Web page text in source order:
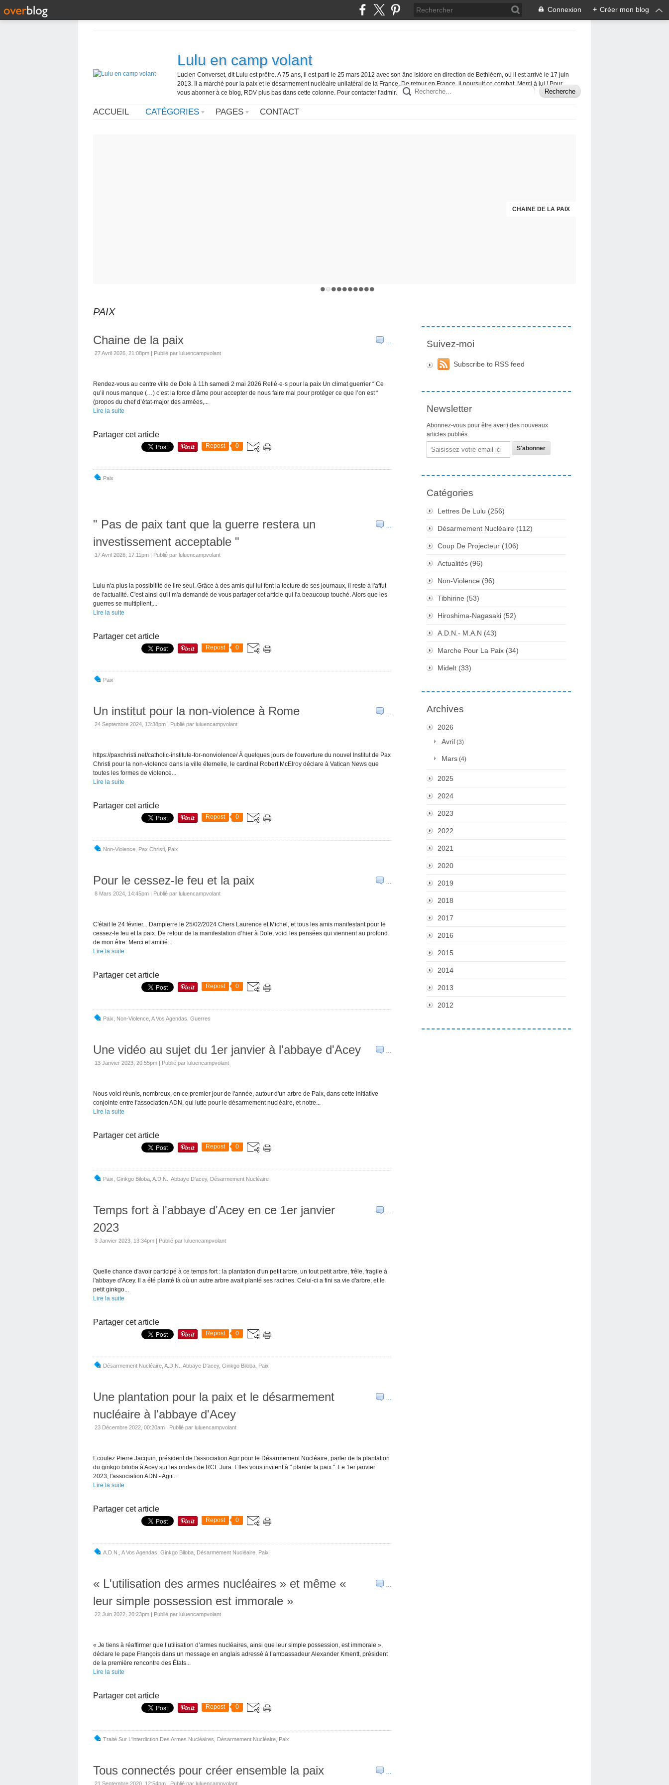
Connexion + Créer mon blog
Lulu en camp volant
Lucien Converset, dit Lulu est prêtre. A 75 ans, il est parti le 25 mars 2012 avec son âne Isidore en direction de Bethléem, où il est arrivé le 17 juin
2013. Il a marché pour la paix et le désarmement nucléaire unilatéral de la France. De retour en France, il poursuit ce combat. Merci à lui ! Pour
vous abonner à ce blog, RDV plus bas dans cette colonne. Pour contacter l'administrateur du blog, cliquez sur contact ci-dessous.
ACCUEIL CATÉGORIES PAGES CONTACT
CHAINE DE LA PAIX
PAIX
…
Chaine de la paix
27 Avril 2026, 21:08pm | Publié par luluencampvolant
Rendez-vous au centre ville de Dole à 11h samedi 2 mai 2026 Relié·e·s pour la paix Un climat guerrier “ Ce
qu’il nous manque (…) c’est la force d’âme pour accepter de nous faire mal pour protéger ce que l’on est “
(propos du chef d’état-major des armées,...
Lire la suite
Partager cet article
Repost 0
Paix
…
" Pas de paix tant que la guerre restera un
investissement acceptable "
17 Avril 2026, 17:11pm | Publié par luluencampvolant
Lulu n'a plus la possibilité de lire seul. Grâce à des amis qui lui font la lecture de ses journaux, il reste à l'affut
de l'actualité. C'est ainsi qu'il m'a demandé de vous partager cet article qui l'a beaucoup touché. Alors que les
guerres se multiplient,...
Lire la suite
Partager cet article
Repost 0
Paix
…
Un institut pour la non-violence à Rome
24 Septembre 2024, 13:38pm | Publié par luluencampvolant
https://paxchristi.net/catholic-institute-for-nonviolence/ À quelques jours de l'ouverture du nouvel Institut de Pax
Christi pour la non-violence dans la ville éternelle, le cardinal Robert McElroy déclare à Vatican News que
toutes les formes de violence...
Lire la suite
Partager cet article
Repost 0
Non-Violence Pax Christi Paix
…
Pour le cessez-le feu et la paix
8 Mars 2024, 14:45pm | Publié par luluencampvolant
C'était le 24 février... Dampierre le 25/02/2024 Chers Laurence et Michel, et tous les amis manifestant pour le
cessez-le feu et la paix. De retour de la manifestation d’hier à Dole, voici les pensées qui viennent au profond
de mon être. Merci et amitié...
Lire la suite
Partager cet article
Repost 0
Paix Non-Violence A Vos Agendas Guerres
…
Une vidéo au sujet du 1er janvier à l'abbaye d'Acey
13 Janvier 2023, 20:55pm | Publié par luluencampvolant
Nous voici réunis, nombreux, en ce premier jour de l'année, autour d'un arbre de Paix, dans cette initiative
conjointe entre l'association ADN, qui lutte pour le désarmement nucléaire, et notre...
Lire la suite
Partager cet article
Repost 0
Paix Ginkgo Biloba A.d.n. Abbaye D'acey, Désarmement Nucléaire
…
Temps fort à l'abbaye d'Acey en ce 1er janvier
2023
3 Janvier 2023, 13:34pm | Publié par luluencampvolant
Quelle chance d'avoir participé à ce temps fort : la plantation d'un petit arbre, un tout petit arbre, frêle, fragile à
l'abbaye d'Acey. Il a été planté là où un autre arbre avait planté ses racines. Celui-ci a fini sa vie d'arbre, et le
petit ginkgo...
Lire la suite
Partager cet article
Repost 0
Désarmement Nucléaire A.d.n. Abbaye D'acey, Ginkgo Biloba Paix
…
Une plantation pour la paix et le désarmement
nucléaire à l'abbaye d'Acey
23 Décembre 2022, 00:20am | Publié par luluencampvolant
Ecoutez Pierre Jacquin, président de l'association Agir pour le Désarmement Nucléaire, parler de la plantation
du ginkgo biloba à Acey sur les ondes de RCF Jura. Elles vous invitent à " planter la paix ". Le 1er janvier
2023, l'association ADN - Agir...
Lire la suite
Partager cet article
Repost 0
A.d.n. A Vos Agendas Ginkgo Biloba Désarmement Nucléaire Paix
…
« L'utilisation des armes nucléaires » et même «
leur simple possession est immorale »
22 Juin 2022, 20:23pm | Publié par luluencampvolant
« Je tiens à réaffirmer que l’utilisation d’armes nucléaires, ainsi que leur simple possession, est immorale »,
déclare le pape François dans un message en anglais adressé à l’ambassadeur Alexander Kmentt, président
de la première rencontre des États...
Lire la suite
Partager cet article
Repost 0
Traité Sur L'interdiction Des Armes Nucléaires Désarmement Nucléaire Paix
…
Tous connectés pour créer ensemble la paix
21 Septembre 2020, 12:54pm | Publié par luluencampvolant
Suivez-moi
Subscribe to RSS feed
Newsletter
Abonnez-vous pour être averti des nouveaux
articles publiés.
Email
Catégories
Lettres De Lulu (256)
Désarmement Nucléaire (112)
Coup De Projecteur (106)
Actualités (96)
Non-Violence (96)
Tibhirine (53)
Hiroshima-Nagasaki (52)
A.d.n.- M.a.n (43)
Marche Pour La Paix (34)
Midelt (33)
Archives
2026
Avril (3)
Mars (4)
2025
2024
2023
2022
2021
2020
2019
2018
2017
2016
2015
2014
2013
2012